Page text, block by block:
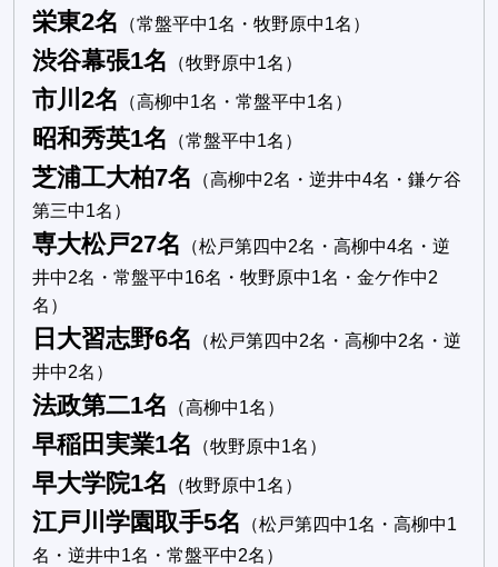
栄東2名 （常盤平中1名・牧野原中1名）
渋谷幕張1名 （牧野原中1名）
市川2名 （高柳中1名・常盤平中1名）
昭和秀英1名 （常盤平中1名）
芝浦工大柏7名
（高柳中2名・逆井中4名・鎌ケ谷
第三中1名）
専大松戸27名
（松戸第四中2名・高柳中4名・逆
井中2名・常盤平中16名・牧野原中1名・金ケ作中2
名）
日大習志野6名
（松戸第四中2名・高柳中2名・逆
井中2名）
法政第二1名 （高柳中1名）
早稲田実業1名 （牧野原中1名）
早大学院1名 （牧野原中1名）
江戸川学園取手5名
（松戸第四中1名・高柳中1
名・逆井中1名・常盤平中2名）